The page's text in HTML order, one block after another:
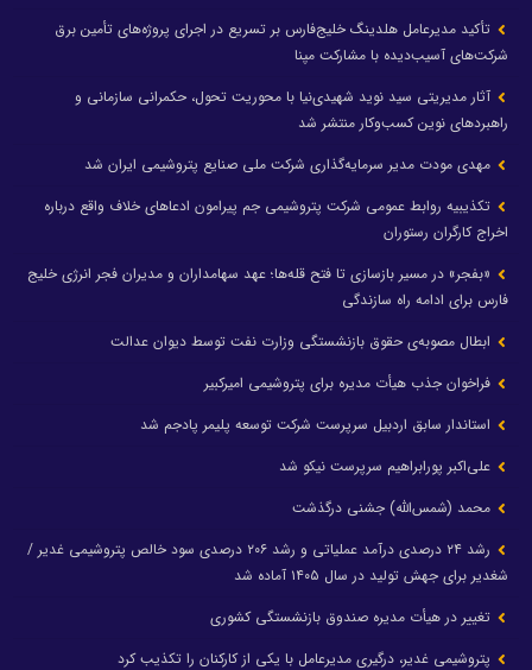
تأکید مدیرعامل هلدینگ خلیج‌فارس بر تسریع در اجرای پروژه‌های تأمین برق
شرکت‌های آسیب‌دیده با مشارکت مپنا
آثار مدیریتی سید نوید شهیدی‌نیا با محوریت تحول، حکمرانی سازمانی و
راهبردهای نوین کسب‌وکار منتشر شد
مهدی مودت مدیر سرمایه‌گذاری شرکت ملی صنایع پتروشیمی ایران شد
تکذیبیه روابط عمومی شرکت پتروشیمی جم پیرامون ادعاهای خلاف واقع درباره
اخراج کارگران رستوران
«بفجر» در مسیر بازسازی تا فتح قله‌ها؛ عهد سهامداران و مدیران فجر انرژی خلیج
فارس برای ادامه راه سازندگی
ابطال مصوبه‌ی حقوق بازنشستگی وزارت نفت توسط دیوان عدالت
فراخوان جذب هیأت مدیره برای پتروشیمی امیرکبیر
استاندار سابق اردبیل سرپرست شرکت توسعه پلیمر پادجم شد
علی‌اکبر پورابراهیم سرپرست نیکو شد
محمد (شمس‌الله) جشنی درگذشت
رشد ۲۴ درصدی درآمد عملیاتی و رشد ۲۰۶ درصدی سود خالص پتروشیمی غدیر /
شغدیر برای جهش تولید در سال ۱۴۰۵ آماده شد
تغییر در هیأت مدیره صندوق بازنشستگی کشوری
پتروشیمی غدیر، درگیری مدیرعامل با یکی از کارکنان را تکذیب کرد